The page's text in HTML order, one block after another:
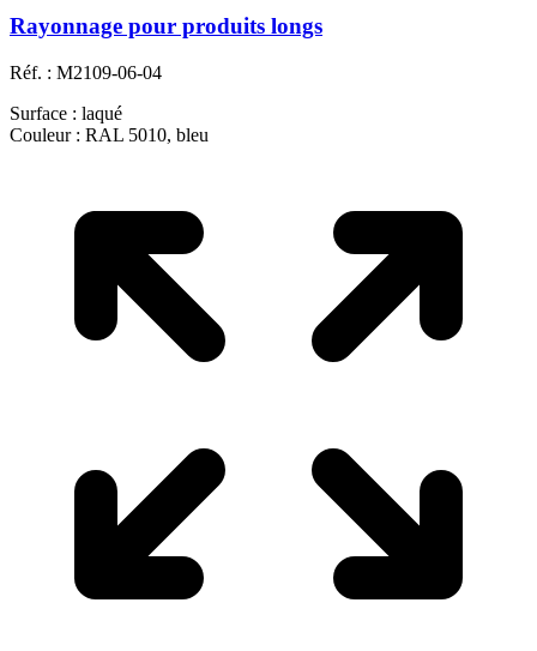
Rayonnage pour produits longs
Réf. : M2109-06-04
Surface : laqué
Couleur : RAL 5010, bleu